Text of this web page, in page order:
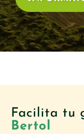
Facilita tu
Bertol